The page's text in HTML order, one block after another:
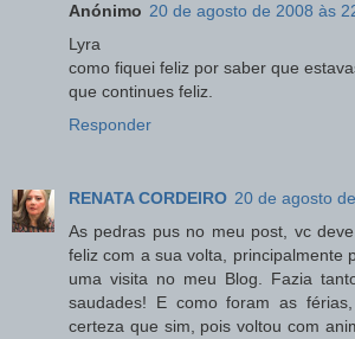
Anónimo 20 de agosto de 2008 às
Lyra
como fiquei feliz por saber que
que continues feliz.
Responder
RENATA CORDEIRO 20 de agosto
As pedras pus no meu post, vc
feliz com a sua volta, principalmente
uma visita no meu Blog. Fazia
saudades! E como foram as
certeza que sim, pois voltou com